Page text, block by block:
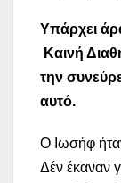
Υπάρχει
Καινή
την
αυτό.
Ο Ιωσήφ
Δέν έκαναν